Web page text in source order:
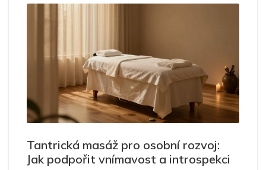
Tantrická masáž pro osobní rozvoj:
Jak podpořit vnímavost a introspekci